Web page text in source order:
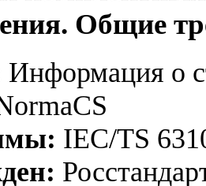
Общие
Информация о
IEC/TS